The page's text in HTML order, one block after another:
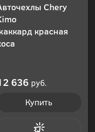
Chery
красная
636 руб.
Купить